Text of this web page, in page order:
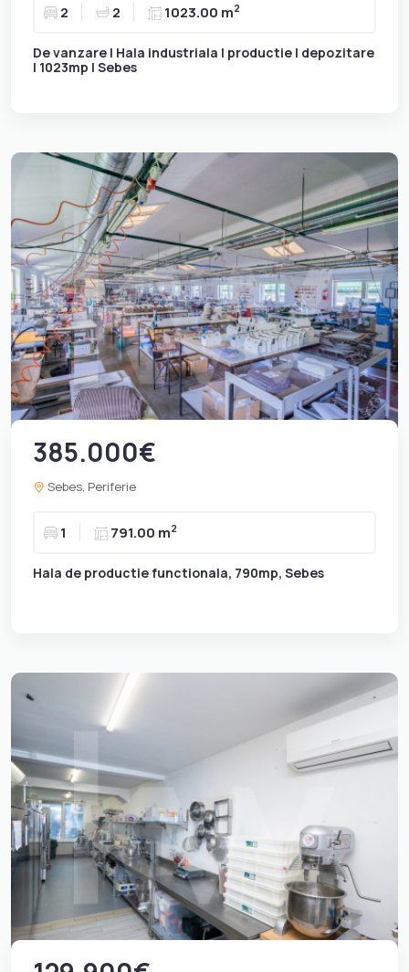
2 2 1023.00 m2
De vanzare | Hala industriala | productie | depozitare
| 1023mp | Sebes
385.000€
Sebes, Periferie
1 791.00 m2
Hala de productie functionala, 790mp, Sebes